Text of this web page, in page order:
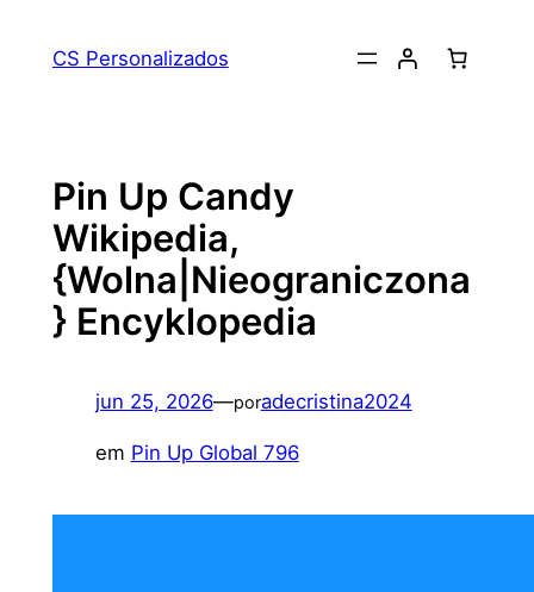
CS Personalizados
Pin Up Candy
Wikipedia,
{Wolna|Nieograniczona
} Encyklopedia
jun 25, 2026—poradecristina2024
em Pin Up Global 796